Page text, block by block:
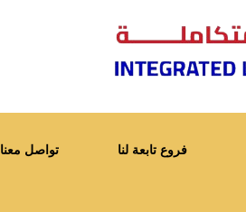
فروع تابعة لنا تواصل معنا